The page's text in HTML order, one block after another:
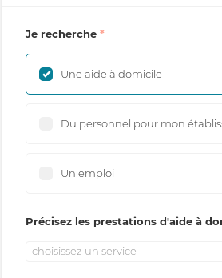
Je recherche
Une aide à domicile
Du personnel pour mon
Un emploi
Précisez les prestations d'aide à
choisissez un service